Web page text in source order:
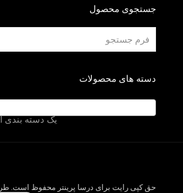
جستجوی محصول
دسته های محصولات
یک دسته بندی
حق کپی رایت برای درسا پرینتر محفوظ است.